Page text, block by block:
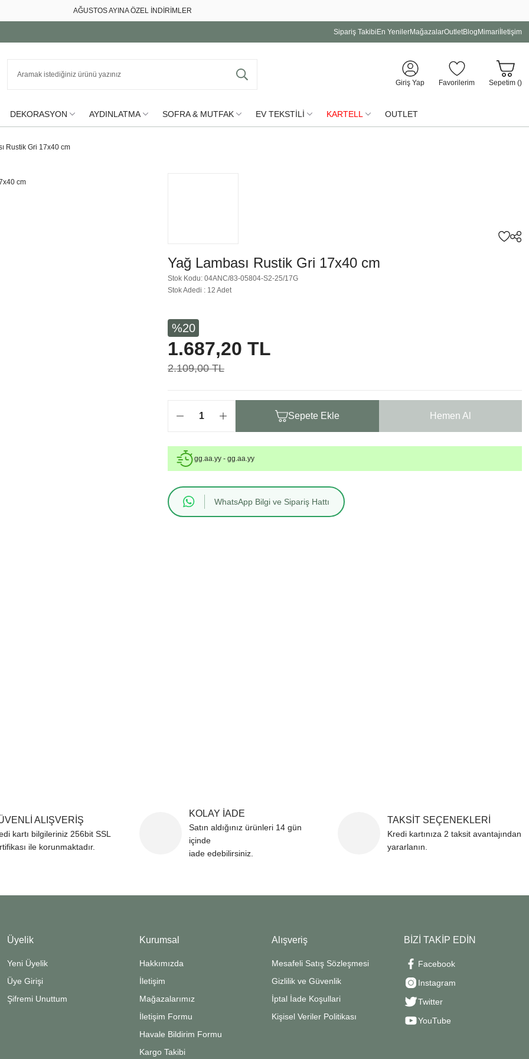
AĞUSTOS AYINA ÖZEL İNDİRİMLER
Sipariş Takibi En YenilerMağazalarOutletBlog Mimari İletişim
Giriş Yap Favorilerim Sepetim ()
DEKORASYON AYDINLATMA SOFRA & MUTFAK EV TEKSTİLİ KARTELL OUTLET
Rustik Gri 17x40 cm
Yağ Lambası Rustik Gri 17x40 cm
Stok Kodu: 04ANC/83-05804-S2-25/17G
Stok Adedi : 12 Adet
%20
1.687,20 TL
2.109,00 TL
Sepete Ekle Hemen Al
gg.aa.yy - gg.aa.yy
WhatsApp Bilgi ve Sipariş Hattı
ALIŞVERİŞ
kartı bilgileriniz 256bit SSL
ile korunmaktadır.
KOLAY İADE
Satın aldığınız ürünleri 14 gün
içinde
iade edebilirsiniz.
TAKSİT SEÇENEKLERİ
Kredi kartınıza 2 taksit avantajından
yararlanın.
Üyelik
Yeni Üyelik
Üye Girişi
Şifremi Unuttum
Kurumsal
Hakkımızda
İletişim
Mağazalarımız
İletişim Formu
Havale Bildirim Formu
Kargo Takibi
Alışveriş
Mesafeli Satış Sözleşmesi
Gizlilik ve Güvenlik
İptal İade Koşullari
Kişisel Veriler Politikası
BİZİ TAKİP EDİN
Facebook
Instagram
Twitter
YouTube